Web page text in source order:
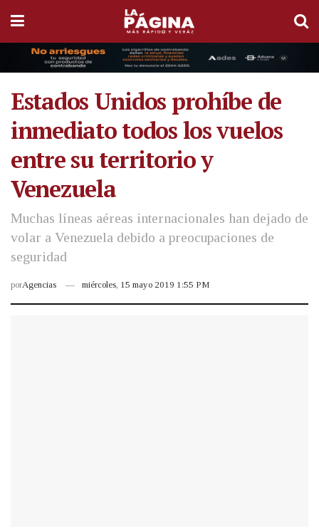
Estados Unidos prohíbe de
inmediato todos los vuelos
entre su territorio y
Venezuela
Muchas líneas aéreas internacionales han dejado de
volar a Venezuela debido a preocupaciones de
seguridad
porAgencias miércoles, 15 mayo 2019 1:55 PM